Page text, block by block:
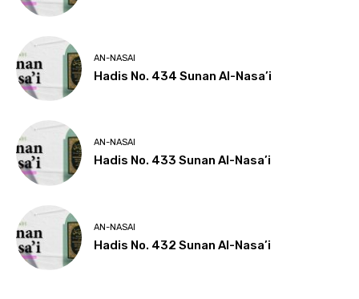
AN-NASAI
Hadis No. 434 Sunan Al-Nasa’i
AN-NASAI
Hadis No. 433 Sunan Al-Nasa’i
AN-NASAI
Hadis No. 432 Sunan Al-Nasa’i